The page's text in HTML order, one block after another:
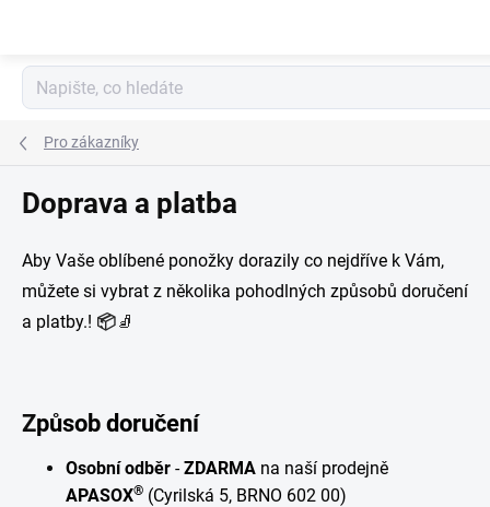
Pro zákazníky
Doprava a platba
Aby Vaše oblíbené ponožky dorazily co nejdříve k Vám,
můžete si vybrat z několika pohodlných způsobů doručení
a platby.! 📦🧦
Způsob doručení
Osobní odběr -ZDARMA na naší prodejně
APASOX® (Cyrilská 5, BRNO 602 00)